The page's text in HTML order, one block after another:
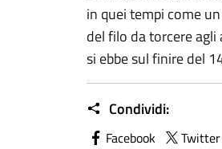
in quei tempi come
del filo da torcere
si ebbe sul finire del
Condividi:
Facebook Twitter